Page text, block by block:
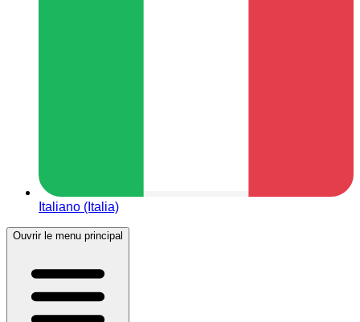
Italiano (Italia)
Ouvrir le menu principal